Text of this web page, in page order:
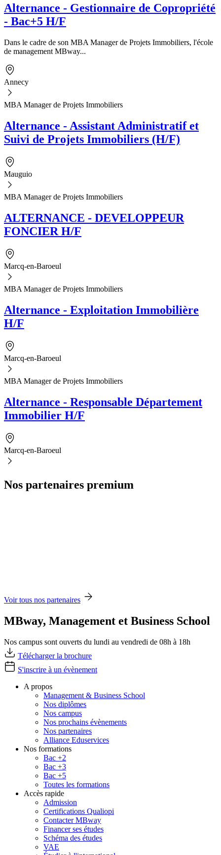
Alternance - Gestionnaire de Copropriété
- Bac+5 H/F
Dans le cadre de son MBA Manager de Projets Immobiliers, l'école
de management MBway...
Annecy
MBA Manager de Projets Immobiliers
Alternance - Assistant Administratif et
Suivi de Projets Immobiliers (H/F)
Mauguio
MBA Manager de Projets Immobiliers
ALTERNANCE - DEVELOPPEUR
FONCIER H/F
Marcq-en-Baroeul
MBA Manager de Projets Immobiliers
Alternance - Exploitation Immobilière
H/F
Marcq-en-Baroeul
MBA Manager de Projets Immobiliers
Alternance - Responsable Département
Immobilier H/F
Marcq-en-Baroeul
Nos partenaires premium
Voir tous nos partenaires
MBway, Management et Business School
Nos campus sont ouverts du lundi au vendredi de 08h à 18h
Télécharger la brochure
S'inscrire à un évènement
A propos
Management & Business School
Nos diplômes
Nos campus
Nos prochains évènements
Nos partenaires
Alliance Eduservices
Nos formations
Bac +2
Bac +3
Bac +5
Toutes les formations
Accès rapide
Admission
Certifications Qualiopi
Contacter MBway
Financer ses études
Schéma des études
VAE